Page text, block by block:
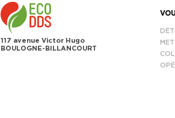
117 avenue Victor Hugo
BOULOGNE-BILLANCOURT